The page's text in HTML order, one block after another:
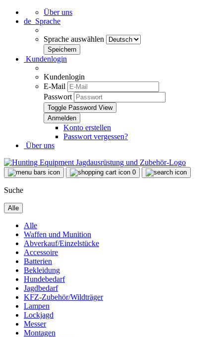
Über uns
de Sprache
Sprache auswählen
Kundenlogin
Kundenlogin
E-Mail
Passwort
Toggle Password View
Konto erstellen
Passwort vergessen?
Über uns
0
Suche
Alle
Alle
Waffen und Munition
Abverkauf/Einzelstücke
Accessoire
Batterien
Bekleidung
Hundebedarf
Jagdbedarf
KFZ-Zubehör/Wildträger
Lampen
Lockjagd
Messer
Montagen